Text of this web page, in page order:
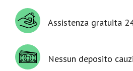
Assistenza gratuita
Nessun deposito